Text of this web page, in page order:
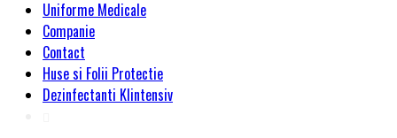
Uniforme Medicale
Companie
Contact
Huse si Folii Protectie
Dezinfectanti Klintensiv